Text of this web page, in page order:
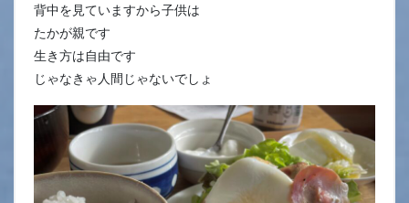
背中を見ていますから子供は
たかが親です
生き方は自由です
じゃなきゃ人間じゃないでしょ